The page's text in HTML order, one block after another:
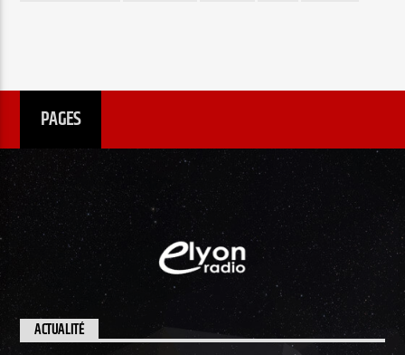
PAGES
ACTUALITÉ